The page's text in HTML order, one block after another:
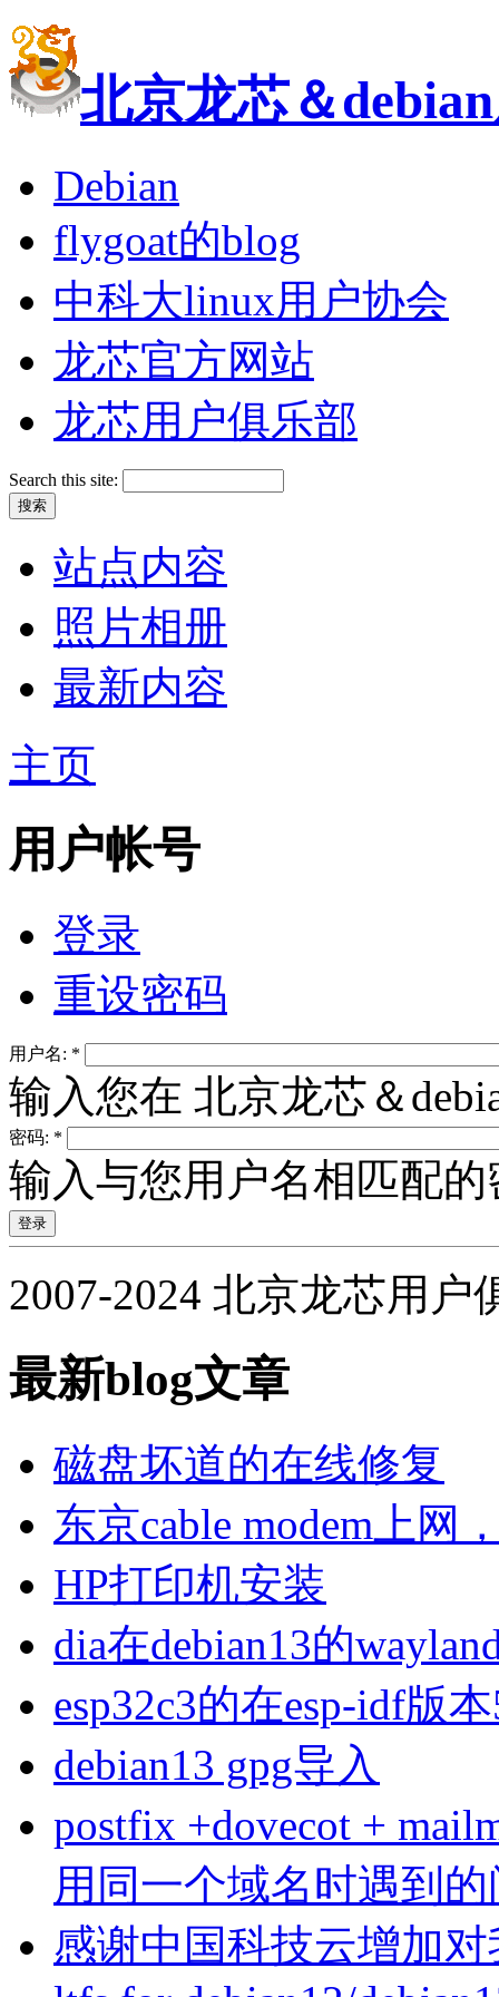
北京龙芯＆
Debian
flygoat的blog
中科大linux用户协会
龙芯官方网站
龙芯用户俱乐部
Search this site:
站点内容
照片相册
最新内容
主页
用户帐号
登录
重设密码
用户名: *
输入您在 北京龙芯＆
密码: *
输入与您用户名相匹配的
2007-2024 北京龙芯用户
最新blog文章
磁盘坏道的在线修复
东京cable modem上网
HP打印机安装
dia在debian13的
esp32c3的在esp-idf版
debian13 gpg导入
postfix +dovecot +
用同一个域名时遇到
感谢中国科技云增加